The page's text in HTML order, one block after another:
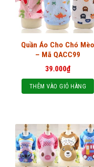
Quần Áo Cho Chó Mèo
– Mã QACC99
39.000₫
THÊM VÀO GIỎ HÀNG